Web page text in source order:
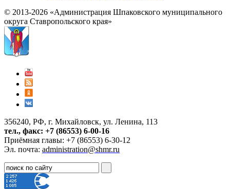
© 2013-2026 «Администрация Шпаковского муниципального
округа Ставропольского края»
356240, РФ, г. Михайловск, ул. Ленина, 113
тел., факс: +7 (86553) 6-00-16
Приёмная главы: +7 (86553) 6-30-12
Эл. почта: administration@shmr.ru